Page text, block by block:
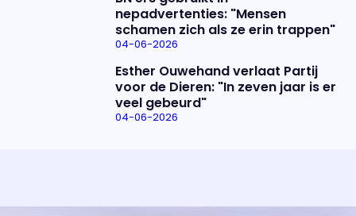
nepadvertenties: "Mensen
schamen zich als ze erin trappen"
04-06-2026
Esther Ouwehand verlaat Partij
voor de Dieren: "In zeven jaar is er
veel gebeurd"
04-06-2026